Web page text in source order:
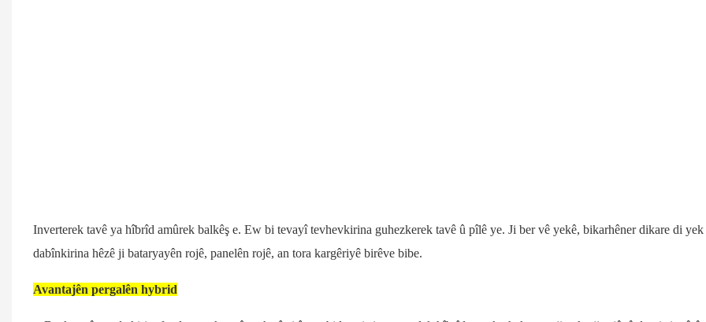
Inverterek tavê ya hîbrîd amûrek balkêş e. Ew bi tevayî tevhevkirina guhezkerek tavê û pîlê ye. Ji ber vê yekê, bikarhêner dikare di yek
dabînkirina hêzê ji bataryayên rojê, panelên rojê, an tora kargêriyê birêve bibe.
Avantajên pergalên hybrid